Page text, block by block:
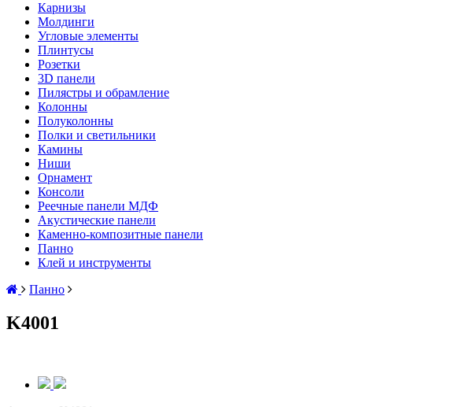
Карнизы
Молдинги
Угловые элементы
Плинтусы
Розетки
3D панели
Пилястры и обрамление
Колонны
Полуколонны
Полки и светильники
Камины
Ниши
Орнамент
Консоли
Реечные панели МДФ
Акустические панели
Каменно-композитные панели
Панно
Клей и инструменты
Панно
K4001